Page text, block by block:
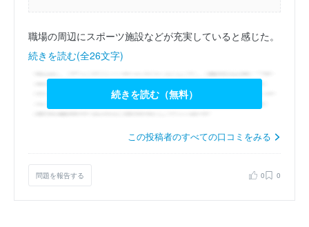
職場の周辺にスポーツ施設などが充実していると感じた。
続きを読む(全26文字)
続きを読む（無料）
この投稿者のすべての口コミをみる
問題を報告する 0 0